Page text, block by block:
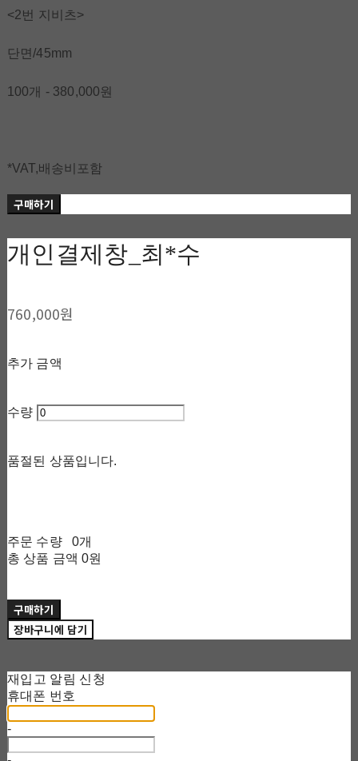
<2번 지비츠>
단면/45mm
100개 - 380,000원
*VAT,배송비포함
구매하기
개인결제창_최*수
760,000원
추가 금액
수량
품절된 상품입니다.
주문 수량
0개
총 상품 금액 0원
구매하기
장바구니에 담기
재입고 알림 신청
휴대폰 번호
-